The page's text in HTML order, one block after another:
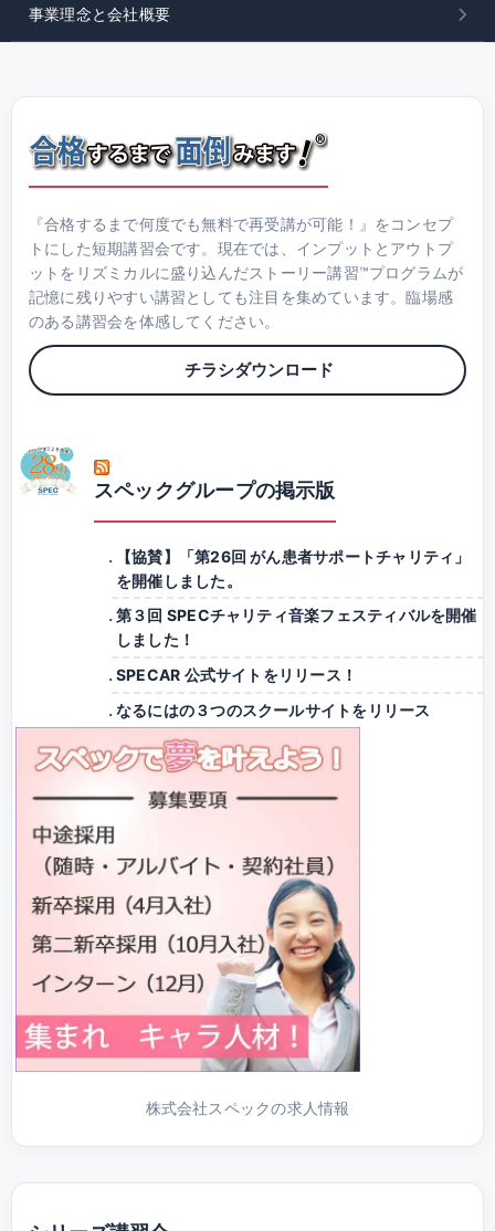
事業理念と会社概要
『合格するまで何度でも無料で再受講が可能！』をコンセプ
トにした短期講習会です。現在では、インプットとアウトプ
ットをリズミカルに盛り込んだストーリー講習™プログラムが
記憶に残りやすい講習としても注目を集めています。臨場感
のある講習会を体感してください。
チラシダウンロード
スペックグループの掲示版
【協賛】「第26回 がん患者サポートチャリティ」
を開催しました。
第３回 SPECチャリティ音楽フェスティバルを開催
しました！
SPECAR 公式サイトをリリース！
なるにはの３つのスクールサイトをリリース
株式会社スペックの求人情報